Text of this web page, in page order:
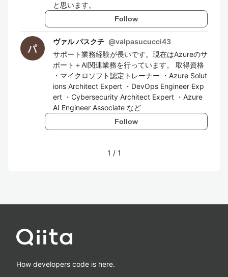
と思います。
Follow
ヴァル パスクチ @valpasucucci43
サポート業務経験が長いです。現在はAzureのサ
ポート＋AI関連業務を行っています。 取得資格
・マイクロソフト認定トレーナー ・Azure Solut
ions Architect Expert ・DevOps Engineer Exp
ert ・Cybersecurity Architect Expert ・Azure
AI Engineer Associate など
Follow
1 / 1
How developers code is here.